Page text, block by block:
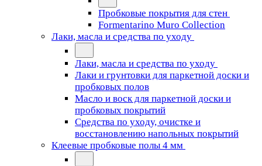
Пробковые покрытия для стен
Formentarino Muro Collection
Лаки, масла и средства по уходу
Лаки, масла и средства по уходу
Лаки и грунтовки для паркетной доски и
пробковых полов
Масло и воск для паркетной доски и
пробковых покрытий
Средства по уходу, очистке и
восстановлению напольных покрытий
Клеевые пробковые полы 4 мм